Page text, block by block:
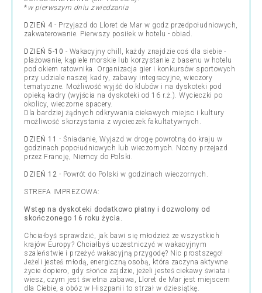
* w pierwszym dniu zwiedzania
DZIEŃ 4 - Przyjazd do Lloret de Mar w godz przedpołudniowych,
zakwaterowanie. Pierwszy posiłek w hotelu - obiad.
DZIEŃ 5-10 - Wakacyjny chill, każdy znajdzie coś dla siebie -
plażowanie, kąpiele morskie lub korzystanie z basenu w hotelu
pod okiem ratownika. Organizacja gier i konkursów sportowych
przy udziale naszej kadry, zabawy integracyjne, wieczory
tematyczne. Możliwość wyjść do klubów i na dyskoteki pod
opieką kadry (wyjścia na dyskoteki od 16 r.ż.). Wycieczki po
okolicy, wieczorne spacery.
Dla bardziej żądnych odkrywania ciekawych miejsc i kultury
możliwość skorzystania z wycieczek fakultatywnych.
DZIEŃ 11 - Śniadanie, Wyjazd w drogę powrotną do kraju w
godzinach popołudniowych lub wieczornych. Nocny przejazd
przez Francję, Niemcy do Polski.
DZIEŃ 12 - Powrót do Polski w godzinach wieczornych.
STREFA IMPREZOWA:
Wstęp na dyskoteki dodatkowo płatny i dozwolony od
skończonego 16 roku życia.
Chciałbyś sprawdzić, jak bawi się młodzież ze wszystkich
krajów Europy? Chciałbyś uczestniczyć w wakacyjnym
szaleństwie i przeżyć wakacyjną przygodę? Nic prostszego!
Jeżeli jesteś młodą, energiczną osobą, która zaczyna aktywne
życie dopiero, gdy słońce zajdzie, jeżeli jesteś ciekawy świata i
wiesz, czym jest świetna zabawa, Lloret de Mar jest miejscem
dla Ciebie, a obóz w Hiszpanii to strzał w dziesiątkę.